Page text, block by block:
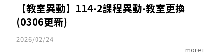
【教室異動】114-2課程異動-教室更換
(0306更新)
2026/02/24
more+